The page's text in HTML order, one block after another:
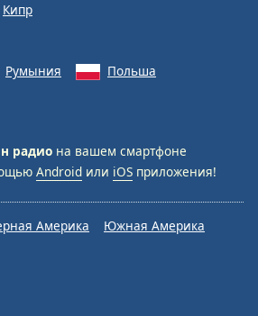
Кипр
Румыния
Польша
радио на вашем смартфоне
Android или iOS приложения!
Америка
Южная Америка